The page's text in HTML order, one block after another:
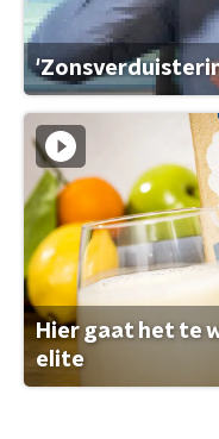
Hier gaat het te
elite